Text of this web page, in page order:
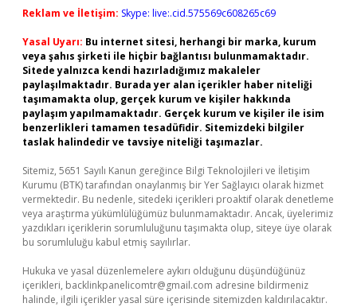
Reklam ve İletişim: Skype: live:.cid.575569c608265c69
Yasal Uyarı: Bu internet sitesi, herhangi bir marka, kurum
veya şahıs şirketi ile hiçbir bağlantısı bulunmamaktadır.
Sitede yalnızca kendi hazırladığımız makaleler
paylaşılmaktadır. Burada yer alan içerikler haber niteliği
taşımamakta olup, gerçek kurum ve kişiler hakkında
paylaşım yapılmamaktadır. Gerçek kurum ve kişiler ile isim
benzerlikleri tamamen tesadüfidir. Sitemizdeki bilgiler
taslak halindedir ve tavsiye niteliği taşımazlar.
Sitemiz, 5651 Sayılı Kanun gereğince Bilgi Teknolojileri ve İletişim
Kurumu (BTK) tarafından onaylanmış bir Yer Sağlayıcı olarak hizmet
vermektedir. Bu nedenle, sitedeki içerikleri proaktif olarak denetleme
veya araştırma yükümlülüğümüz bulunmamaktadır. Ancak, üyelerimiz
yazdıkları içeriklerin sorumluluğunu taşımakta olup, siteye üye olarak
bu sorumluluğu kabul etmiş sayılırlar.
Hukuka ve yasal düzenlemelere aykırı olduğunu düşündüğünüz
içerikleri, backlinkpanelicomtr@gmail.com adresine bildirmeniz
halinde, ilgili içerikler yasal süre içerisinde sitemizden kaldırılacaktır.